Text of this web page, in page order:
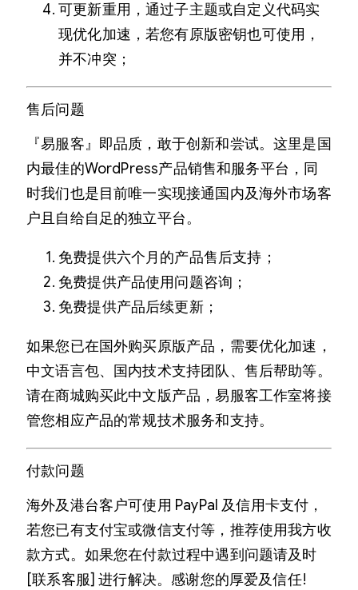
可更新重用，通过子主题或自定义代码实
现优化加速，若您有原版密钥也可使用，
并不冲突；
售后问题
『易服客』即品质，敢于创新和尝试。这里是国
内最佳的WordPress产品销售和服务平台，同
时我们也是目前唯一实现接通国内及海外市场客
户且自给自足的独立平台。
免费提供六个月的产品售后支持；
免费提供产品使用问题咨询；
免费提供产品后续更新；
如果您已在国外购买原版产品，需要优化加速，
中文语言包、国内技术支持团队、售后帮助等。
请在商城购买此中文版产品，易服客工作室将接
管您相应产品的常规技术服务和支持。
付款问题
海外及港台客户可使用 PayPal 及信用卡支付，
若您已有支付宝或微信支付等，推荐使用我方收
款方式。如果您在付款过程中遇到问题请及时
[联系客服] 进行解决。感谢您的厚爱及信任!